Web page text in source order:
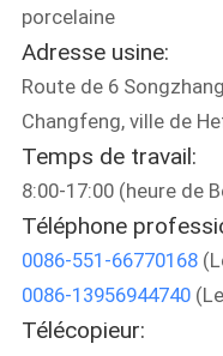
NOUS
VISITE
D'USINE
CONTRÔLE
DE
QUALITÉ
porcelaine
Adresse usine:
Route de 6
Changfeng, ville de
Temps de travail:
8:00-17:00 (heure de
Téléphone
0086-551-66770168
0086-13956944740
Télécopieur: